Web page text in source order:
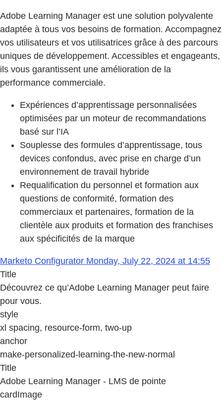
Adobe Learning Manager est une solution polyvalente
adaptée à tous vos besoins de formation. Accompagnez
vos utilisateurs et vos utilisatrices grâce à des parcours
uniques de développement. Accessibles et engageants,
ils vous garantissent une amélioration de la
performance commerciale.
Expériences d’apprentissage personnalisées
optimisées par un moteur de recommandations
basé sur l’IA
Souplesse des formules d’apprentissage, tous
devices confondus, avec prise en charge d’un
environnement de travail hybride
Requalification du personnel et formation aux
questions de conformité, formation des
commerciaux et partenaires, formation de la
clientèle aux produits et formation des franchises
aux spécificités de la marque
Marketo Configurator Monday, July 22, 2024 at 14:55
Title
Découvrez ce qu’Adobe Learning Manager peut faire
pour vous.
style
xl spacing, resource-form, two-up
anchor
make-personalized-learning-the-new-normal
Title
Adobe Learning Manager - LMS de pointe
cardImage